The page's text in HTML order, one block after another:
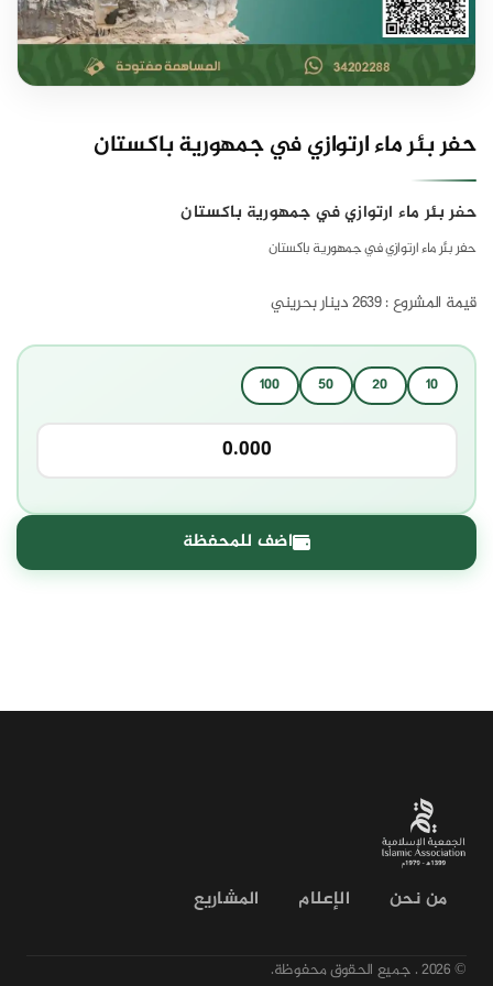
حفر بئر ماء ارتوازي في جمهورية باكستان
حفر بئر ماء ارتوازي في جمهورية باكستان
حفر بئر ماء ارتوازي في جمهورية باكستان
قيمة المشروع : 2639 دينار بحريني
10
20
50
100
اضف للمحفظة
من نحن الإعلام المشاريع
© 2026 . جميع الحقوق محفوظة.